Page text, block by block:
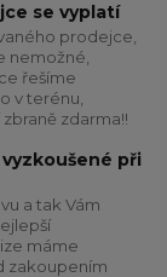
se vyplatí
prodejce,
nemožné,
řešíme
v terénu,
zdarma!!
při
a tak Vám
máme
zakoupením